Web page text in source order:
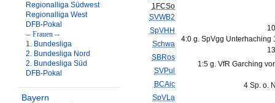
Regionalliga Südwest
Regionalliga West
DFB-Pokal
-- Frauen --
1. Bundesliga
2. Bundesliga Nord
2. Bundesliga Süd
DFB-Pokal
Bayern
1FCSo
SVWB2
SpVHH
Schwa
SBRos
SVPul
BCAic
SpVLa
4:0 g. SpVgg Unterhaching
1:5 g. VfR Garching
4 Sp. o.